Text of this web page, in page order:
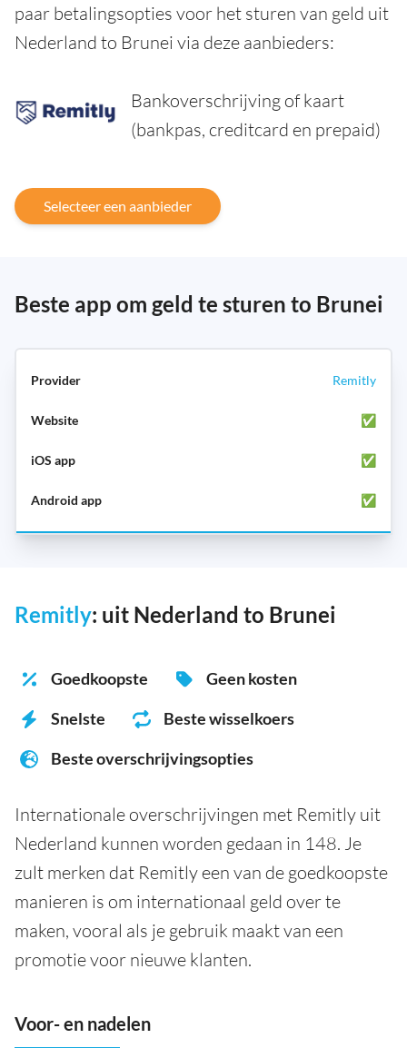
paar betalingsopties voor het sturen van geld uit
Nederland to Brunei via deze aanbieders:
Bankoverschrijving of kaart
(bankpas, creditcard en prepaid)
Selecteer een aanbieder
Beste app om geld te sturen to Brunei
Remitly
✅
✅
✅
Remitly: uit Nederland to Brunei
Goedkoopste
Geen kosten
Snelste
Beste wisselkoers
Beste overschrijvingsopties
Internationale overschrijvingen met Remitly uit
Nederland kunnen worden gedaan in 148. Je
zult merken dat Remitly een van de goedkoopste
manieren is om internationaal geld over te
maken, vooral als je gebruik maakt van een
promotie voor nieuwe klanten.
Voor- en nadelen